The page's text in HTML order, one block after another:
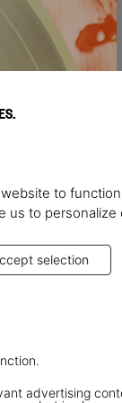
to
us to personalize
selection
advertising